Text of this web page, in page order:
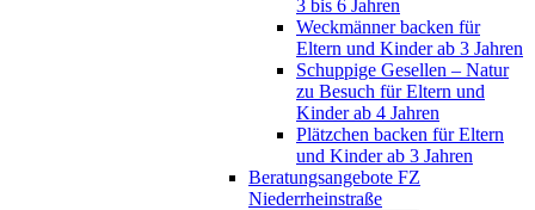
3 bis 6 Jahren
Weckmänner backen für
Eltern und Kinder ab 3 Jahren
Schuppige Gesellen – Natur
zu Besuch für Eltern und
Kinder ab 4 Jahren
Plätzchen backen für Eltern
und Kinder ab 3 Jahren
Beratungsangebote FZ
Niederrheinstraße